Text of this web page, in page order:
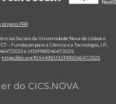
projeto PRR
Sociais da Universidade Nova de Lisboa é
– Fundação para a Ciência e a Tecnologia, I.P.,
2025 e UID/PRR/04647/2025.
https://doi.org/10.54499/UID/PRR/04647/2025
do CICS.NOVA